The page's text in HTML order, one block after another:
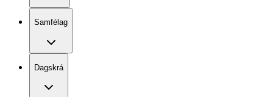
Samfélag
Dagskrá